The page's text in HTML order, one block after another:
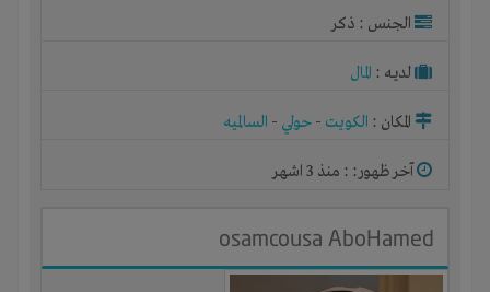
الجنس : ذكر
لديـه : المال
المكان : الكويت - حولي - السالميه
آخر ظهور: : منذ 3 اشهر
osamcousa AboHamed